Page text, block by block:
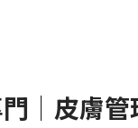
｜皮膚管